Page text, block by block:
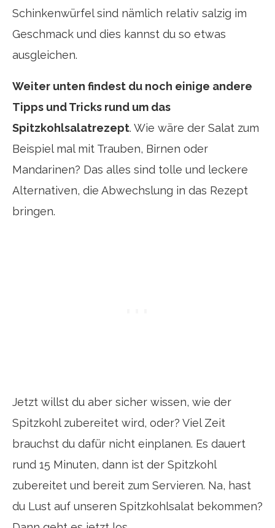
Schinkenwürfel sind nämlich relativ salzig im
Geschmack und dies kannst du so etwas
ausgleichen.
Weiter unten findest du noch einige andere
Tipps und Tricks rund um das
Spitzkohlsalatrezept. Wie wäre der Salat zum
Beispiel mal mit Trauben, Birnen oder
Mandarinen? Das alles sind tolle und leckere
Alternativen, die Abwechslung in das Rezept
bringen.
Jetzt willst du aber sicher wissen, wie der
Spitzkohl zubereitet wird, oder? Viel Zeit
brauchst du dafür nicht einplanen. Es dauert
rund 15 Minuten, dann ist der Spitzkohl
zubereitet und bereit zum Servieren. Na, hast
du Lust auf unseren Spitzkohlsalat bekommen?